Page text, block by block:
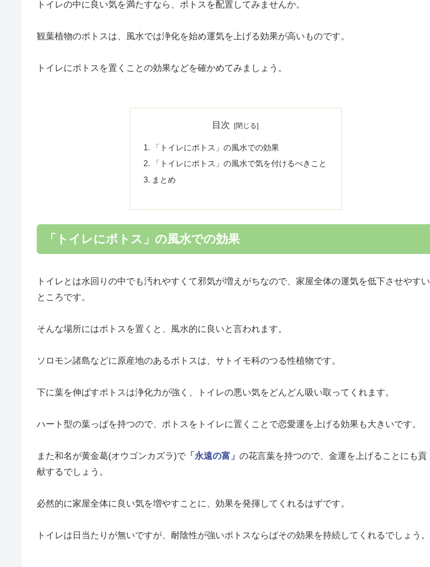
トイレの中に良い気を満たすなら、ポトスを配置してみませんか。
観葉植物のポトスは、風水では浄化を始め運気を上げる効果が高いものです。
トイレにポトスを置くことの効果などを確かめてみましょう。
目次
「トイレにポトス」の風水での効果
「トイレにポトス」の風水で気を付けるべきこと
まとめ
「トイレにポトス」の風水での効果
トイレとは水回りの中でも汚れやすくて邪気が増えがちなので、家屋全体の運気を低下させやすい
ところです。
そんな場所にはポトスを置くと、風水的に良いと言われます。
ソロモン諸島などに原産地のあるポトスは、サトイモ科のつる性植物です。
下に葉を伸ばすポトスは浄化力が強く、トイレの悪い気をどんどん吸い取ってくれます。
ハート型の葉っぱを持つので、ポトスをトイレに置くことで恋愛運を上げる効果も大きいです。
また和名が黄金葛(オウゴンカズラ)で「永遠の富」 の花言葉を持つので、金運を上げることにも貢
献するでしょう。
必然的に家屋全体に良い気を増やすことに、効果を発揮してくれるはずです。
トイレは日当たりが無いですが、耐陰性が強いポトスならばその効果を持続してくれるでしょう。